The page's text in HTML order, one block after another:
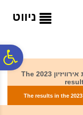
ניווט
תוצאות חצי הגמר הראשון בסרביה לתחרות אירוויזיון 2023 The
תוצאות חצי הגמר הראשון בסרביה לתחרות אירוויזיון 2023 The results in the